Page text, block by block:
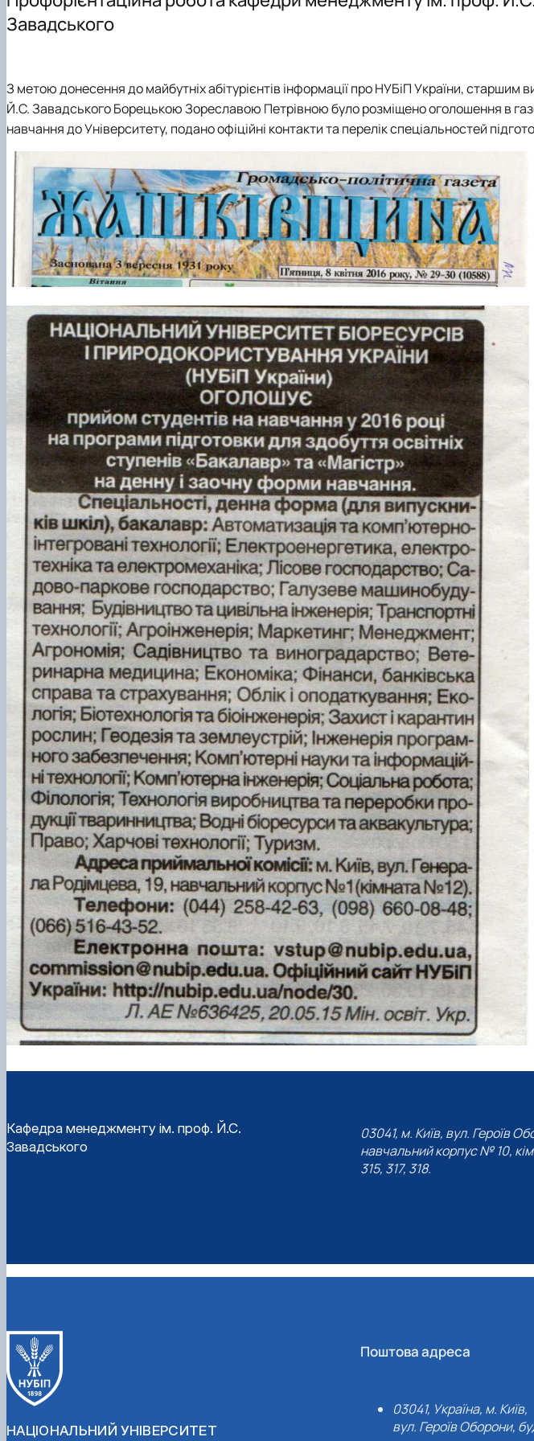
Здобутки кафедри менеджменту ім. проф. Й.С. Завадського
Положення про кафедру
Підготовка аспірантів
Навчально-методичні видання
Наукові видання
Скринька довіри
Правила поведінки в умовах воєнного стану в НУБіП України
Завадського
З метою донесення до майбутніх абітурієнтів інформації про НУБіП України,
Й.С. ЗавадськогоБорецькою Зореславою Петрівноюбуло розміщено оголошення в
навчання до Університету, подано офіційні контакти та перелік спеціальностей
Кафедра менеджменту ім. проф. Й.С.
Завадського
03041, м. Київ, вул. Героїв
навчальний корпус № 10,
315, 317, 318.
НАЦІОНАЛЬНИЙ УНІВЕРСИТЕТ
Поштова адреса
03041, Україна, м. Київ,
вул. Героїв Оборони,